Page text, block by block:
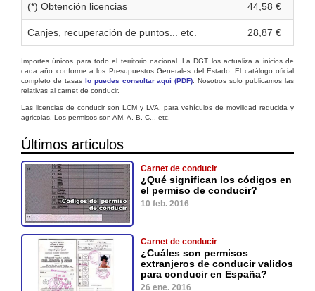
(*) Obtención licencias 44,58 €
Canjes, recuperación de puntos... etc. 28,87 €
Importes únicos para todo el territorio nacional. La DGT los actualiza a inicios de
cada año conforme a los Presupuestos Generales del Estado. El catálogo oficial
completo de tasas lo puedes consultar aquí (PDF) . Nosotros solo publicamos las
relativas al carnet de conducir.
Las licencias de conducir son LCM y LVA, para vehículos de movilidad reducida y
agricolas. Los permisos son AM, A, B, C... etc.
Últimos articulos
Carnet de conducir
¿Qué significan los códigos en
el permiso de conducir?
10 feb. 2016
Carnet de conducir
¿Cuáles son permisos
extranjeros de conducir validos
para conducir en España?
26 ene. 2016